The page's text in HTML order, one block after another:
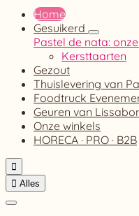
Home
Gesuikerd
Pastel de nata:
Kersttaarten
Gezout
Thuislevering van
Foodtruck
Geuren van
Onze winkels
HORECA · PRO · B2B

 Alles